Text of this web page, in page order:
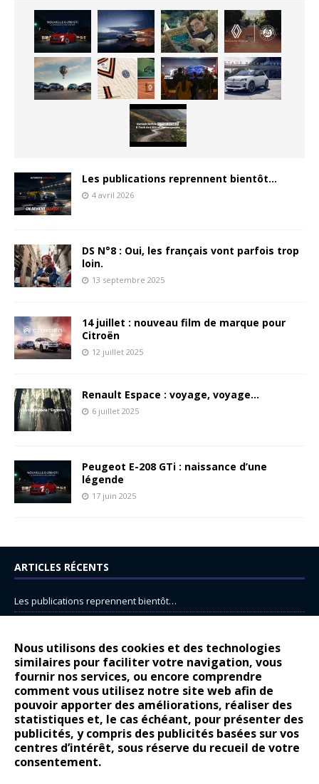
Nous utilisons des cookies et des technologies
similaires pour faciliter votre navigation, vous
fournir nos services, ou encore comprendre
comment vous utilisez notre site web afin de
pouvoir apporter des améliorations, réaliser des
statistiques et, le cas échéant, pour présenter des
publicités, y compris des publicités basées sur vos
centres d’intérêt, sous réserve du recueil de votre
consentement.
Les publications reprennent bientôt…
4 avril 2026
DS N°8 : Oui, les français vont parfois trop
loin.
13 septembre 2025
14 juillet : nouveau film de marque pour
Citroën
12 juillet 2025
Renault Espace : voyage, voyage…
6 juillet 2025
Peugeot E-208 GTi : naissance d’une
légende
17 juin 2025
ARTICLES RÉCENTS
Les publications reprennent bientôt…
14 juillet : nouveau film de marque pour Citroën
Renault Espace : voyage, voyage…
Peugeot E-208 GTi : naissance d’une légende
COMMENTAIRES RÉCENTS
Bernard DardartdansDacia Sandero : pour les gens vrais